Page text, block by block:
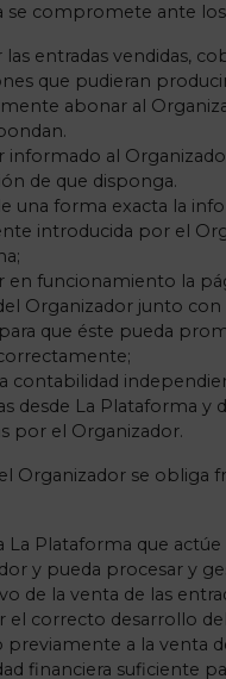
se compromete ante
las entradas vendidas,
que pudieran
abonar al
informado al
de que disponga.
una forma exacta la
introducida por el
en funcionamiento la
Organizador junto con
que éste pueda
contabilidad
desde La Plataforma y
por el Organizador.
Organizador se obliga
La Plataforma que
y pueda procesar y
de la venta de las
el correcto desarrollo
previamente a la venta
financiera suficiente